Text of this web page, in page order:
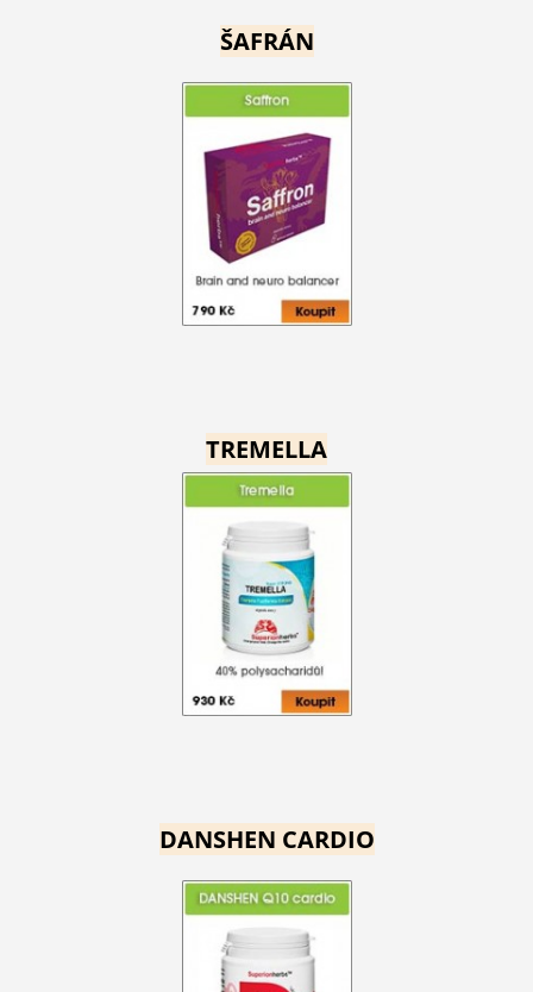
ŠAFRÁN
TREMELLA
DANSHEN CARDIO